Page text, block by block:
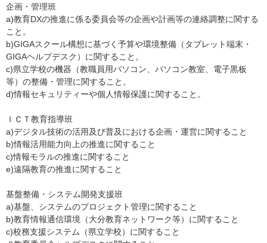
企画・管理班
a)教育DXの推進に係る委員会等の企画や計画等の連絡調整に関する
こと。
b)GIGAスクール構想に基づく予算や環境整備（タブレット端末・
GIGAヘルプデスク）に関すること。
c)県立学校の機器（教職員用パソコン、パソコン教室、電子黒板
等）の整備・管理に関すること。
d)情報セキュリティーや個人情報保護に関すること。
ＩＣＴ教育指導班
a)デジタル技術の活用及び普及における企画・運営に関すること
b)情報活用能力向上の推進に関すること
c)情報モラルの推進に関すること
e)遠隔教育の推進に関すること
基盤整備・システム開発支援班
a)基盤、システムのプロジェクト管理に関すること
b)教育情報通信環境（大分教育ネットワーク等）に関すること
c)校務支援システム（県立学校）に関すること